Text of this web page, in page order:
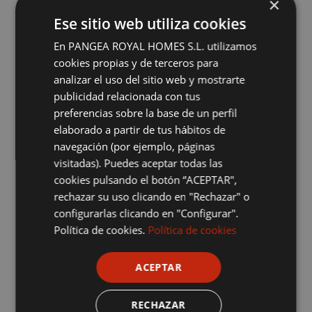
ARAÑAS
Araneae
Acabamos con su presencia con control ambiental
y desinsectación efectiva
×
Ese sitio web utiliza cookies
En PANGEA ROYAL HOMES S.L. utilizamos
cookies propias y de terceros para
analizar el uso del sitio web y mostrarte
publicidad relacionada con tus
preferencias sobre la base de un perfil
elaborado a partir de tus hábitos de
navegación (por ejemplo, páginas
visitadas). Puedes aceptar todas las
cookies pulsando el botón “ACEPTAR",
rechazar su uso clicando en "Rechazar" o
configurarlas clicando en "Configurar".
Política de cookies. Política de cookies
ACEPTAR
RECHAZAR